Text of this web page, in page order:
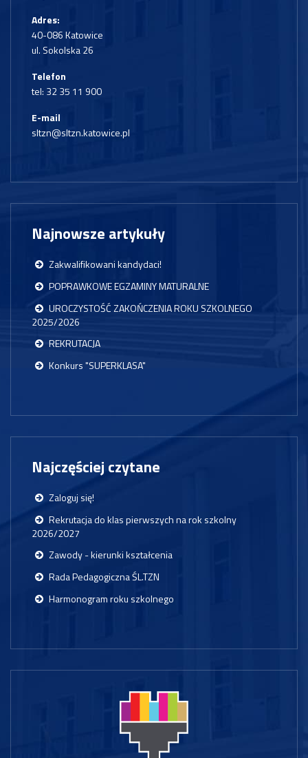
Adres:
40-086 Katowice
ul. Sokolska 26
Telefon
tel: 32 35 11 900
E-mail
sltzn@sltzn.katowice.pl
Najnowsze artykuły
Zakwalifikowani kandydaci!
POPRAWKOWE EGZAMINY MATURALNE
UROCZYSTOŚĆ ZAKOŃCZENIA ROKU SZKOLNEGO
2025/2026
REKRUTACJA
Konkurs "SUPERKLASA"
Najczęściej czytane
Zaloguj się!
Rekrutacja do klas pierwszych na rok szkolny
2026/2027
Zawody - kierunki kształcenia
Rada Pedagogiczna ŚL.TZN
Harmonogram roku szkolnego